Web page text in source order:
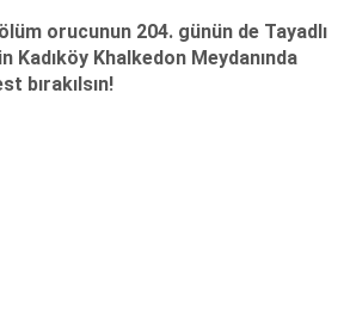
orucunun 204. günün de Tayadlı
Khalkedon Meydanında
bırakılsın!